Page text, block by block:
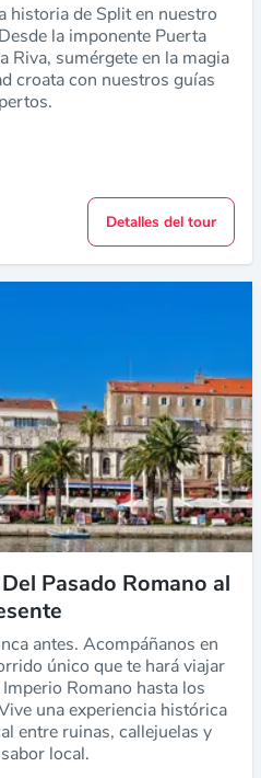
historia de Split en nuestro
la imponente Puerta
Riva, sumérgete en la magia
croata con nuestros guías
Detalles del tour
Pasado Romano al
antes. Acompáñanos en
único que te hará viajar
Romano hasta los
una experiencia histórica
entre ruinas, callejuelas y
local.